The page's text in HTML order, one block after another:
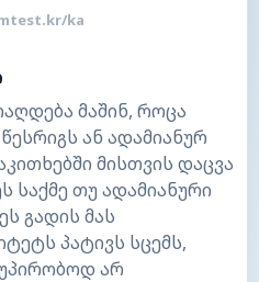
ka
მაშინ, როცა
ან ადამიანურ
მისთვის დაცვა
საქმე თუ ადამიანური
გადის მას
პატივს სცემს,
არ